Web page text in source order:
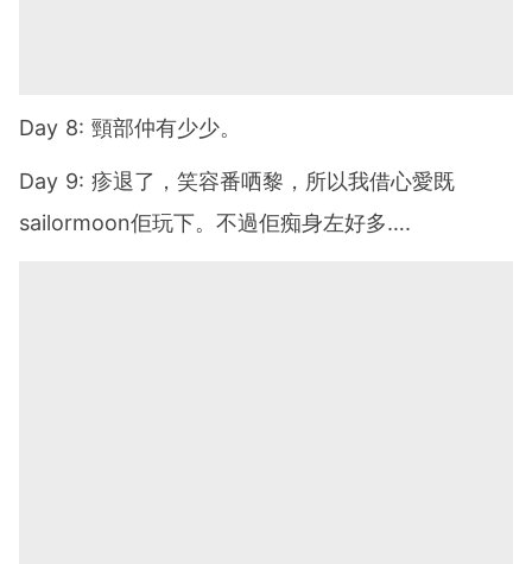
Day 8: 頸部仲有少少。
Day 9: 疹退了，笑容番哂黎，所以我借心愛既
sailormoon佢玩下。不過佢痴身左好多….